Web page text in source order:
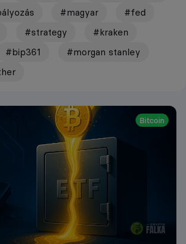
#magyar
#fed
#strategy
#kraken
#bip361
#morgan stanley
Bitcoin